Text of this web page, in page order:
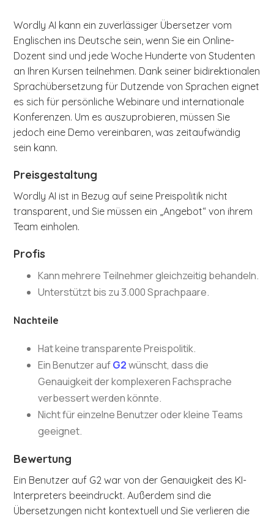
Wordly AI kann ein zuverlässiger Übersetzer vom
Englischen ins Deutsche sein, wenn Sie ein Online-
Dozent sind und jede Woche Hunderte von Studenten
an Ihren Kursen teilnehmen. Dank seiner bidirektionalen
Sprachübersetzung für Dutzende von Sprachen eignet
es sich für persönliche Webinare und internationale
Konferenzen. Um es auszuprobieren, müssen Sie
jedoch eine Demo vereinbaren, was zeitaufwändig
sein kann.
Preisgestaltung
Wordly AI ist in Bezug auf seine Preispolitik nicht
transparent, und Sie müssen ein „Angebot“ von ihrem
Team einholen.
Profis
Kann mehrere Teilnehmer gleichzeitig behandeln.
Unterstützt bis zu 3.000 Sprachpaare.
Nachteile
Hat keine transparente Preispolitik.
Ein Benutzer aufG2wünscht, dass die
Genauigkeit der komplexeren Fachsprache
verbessert werden könnte.
Nicht für einzelne Benutzer oder kleine Teams
geeignet.
Bewertung
Ein Benutzer auf G2 war von der Genauigkeit des KI-
Interpreters beeindruckt. Außerdem sind die
Übersetzungen nicht kontextuell und Sie verlieren die